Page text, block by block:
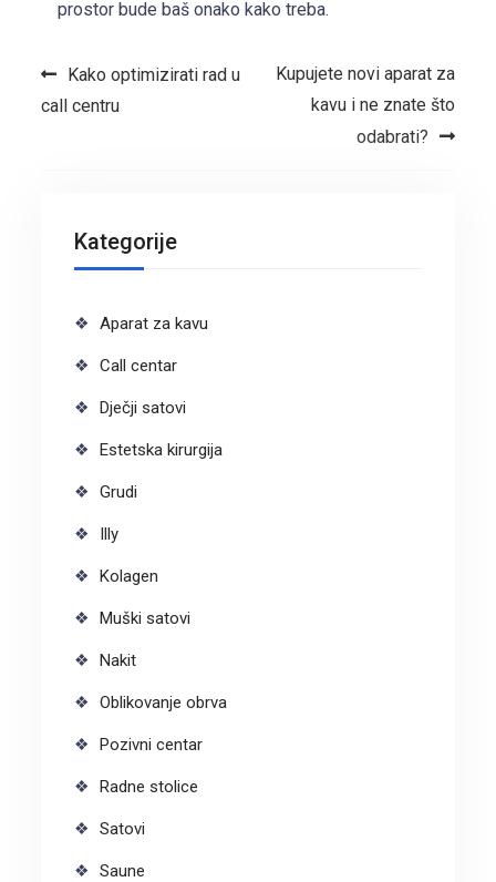
prostor bude baš onako kako treba.
Navigacija objava
Kako optimizirati rad u
call centru
Kupujete novi aparat za
kavu i ne znate što
odabrati?
Kategorije
Aparat za kavu
Call centar
Dječji satovi
Estetska kirurgija
Grudi
Illy
Kolagen
Muški satovi
Nakit
Oblikovanje obrva
Pozivni centar
Radne stolice
Satovi
Saune